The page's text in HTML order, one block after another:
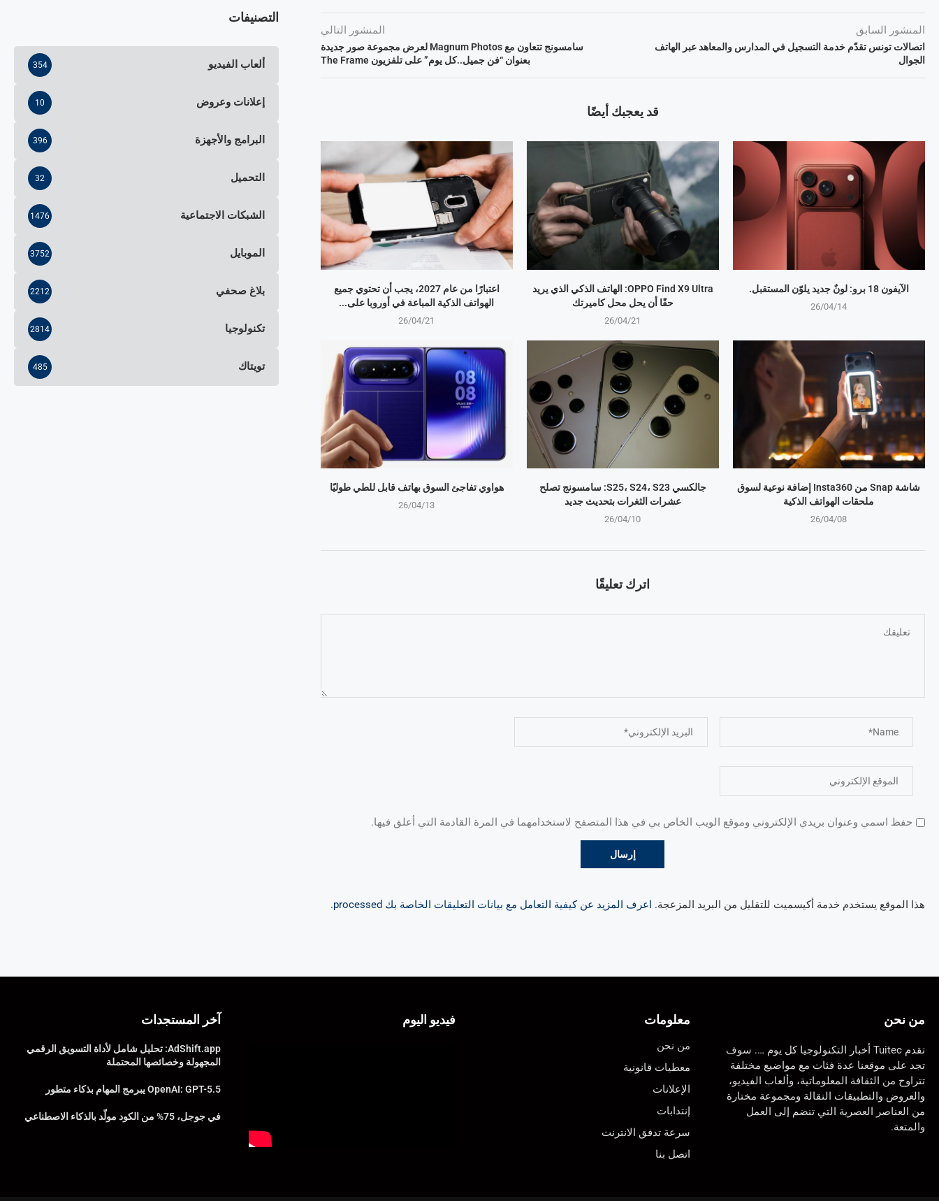
المنشور السابق
اتصالات تونس تقدّم خدمة التسجيل في المدارس والمعاهد عبر الهاتف
الجوال
المنشور التالي
سامسونج تتعاون مع Magnum Photos لعرض مجموعة صور جديدة
بعنوان “فن جميل..كل يوم” على تلفزيون The Frame
قد يعجبك أيضًا
اعتبارًا من عام 2027، يجب أن تحتوي جميع
الهواتف الذكية المباعة في أوروبا على...
26/04/21
OPPO Find X9 Ultra: الهاتف الذكي الذي يريد
حقًا أن يحل محل كاميرتك
26/04/21
الآيفون 18 برو: لونٌ جديد يلوّن المستقبل.
26/04/14
هواوي تفاجئ السوق بهاتف قابل للطي طوليًا
26/04/13
جالكسي S25، S24، S23: سامسونج تصلح
عشرات الثغرات بتحديث جديد
26/04/10
شاشة Snap من Insta360 إضافة نوعية لسوق
ملحقات الهواتف الذكية
26/04/08
اترك تعليقًا
حفظ اسمي وعنوان بريدي الإلكتروني وموقع الويب الخاص بي في هذا المتصفح لاستخدامهما في المرة القادمة التي أعلق فيها.
هذا الموقع يستخدم خدمة أكيسميت للتقليل من البريد المزعجة. اعرف المزيد عن كيفية التعامل مع بيانات التعليقات الخاصة بك processed .
التصنيفات
ألعاب الفيديو 354
إعلانات وعروض 10
البرامج والأجهزة 396
التحميل 32
الشبكات الاجتماعية 1476
الموبايل 3752
بلاغ صحفي 2212
تكنولوجيا 2814
تويتاك 485
من نحن
تقدم Tuitec أخبار التكنولوجيا كل يوم …. سوف
تجد على موقعنا عدة فئات مع مواضيع مختلفة
تتراوح من الثقافة المعلوماتية، وألعاب الفيديو،
والعروض والتطبيقات النقالة ومجموعة مختارة
من العناصر العصرية التي تنضم إلى العمل
والمتعة.
معلومات
من نحن
معطيات قانونية
الإعلانات
إنتدابات
سرعة تدفق الانترنت
اتصل بنا
فيديو اليوم آخر المستجدات
AdShift.app: تحليل شامل لأداة التسويق الرقمي
المجهولة وخصائصها المحتملة
OpenAI: GPT-5.5 يبرمج المهام بذكاء متطور
في جوجل، 75% من الكود مولّد بالذكاء الاصطناعي